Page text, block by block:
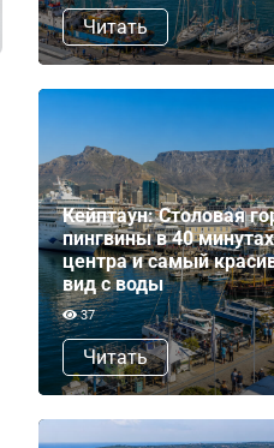
Читать
Кейптаун: Столовая
пингвины в 40
центра и самый
вид с воды
37
Читать